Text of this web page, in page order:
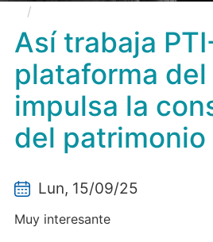
impulsa la conservación
Así trabaja
plataforma del
impulsa la
del patrimonio
Lun, 15/09/25
Muy interesante